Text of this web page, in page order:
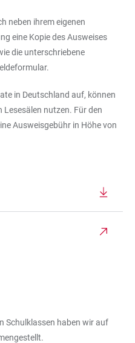
neben ihrem eigenen
eine Kopie des Ausweises
die unterschriebene
in Deutschland auf, können
Lesesälen nutzen. Für den
Ausweisgebühr in Höhe von
Schulklassen haben wir auf